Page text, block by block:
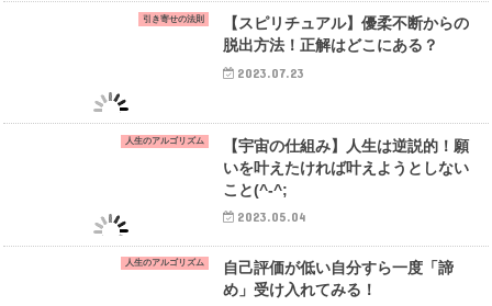
引き寄せの法則
【スピリチュアル】優柔不断からの
脱出方法！正解はどこにある？
2023.07.23
人生のアルゴリズム
【宇宙の仕組み】人生は逆説的！願
いを叶えたければ叶えようとしない
こと(^-^;
2023.05.04
人生のアルゴリズム
自己評価が低い自分すら一度「諦
め」受け入れてみる！